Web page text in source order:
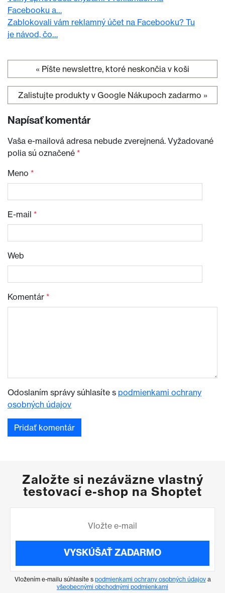
Facebooku a…
Zablokovali vám reklamný účet na Facebooku? Tu
je návod, čo…
Navigácia v článku
« Píšte newslettre, ktoré neskončia v koši
Zalistujte produkty v Google Nákupoch zadarmo »
Napísať komentár
Vaša e-mailová adresa nebude zverejnená. Vyžadované
polia sú označené *
Meno *
E-mail *
Web
Komentár *
Odoslaním správy súhlasíte s podmienkami ochrany
osobných údajov
Založte si nezáväzne vlastný
testovací e-shop na Shoptet
VYSKÚŠAŤ ZADARMO
Vložením e-mailu súhlasíte s podmienkami ochrany osobných údajova
všeobecnými obchodnými podmienkami